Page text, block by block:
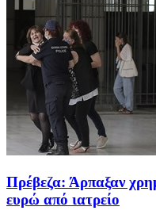
Πρέβεζα: Άρπαξαν
ευρώ από ιατρείο